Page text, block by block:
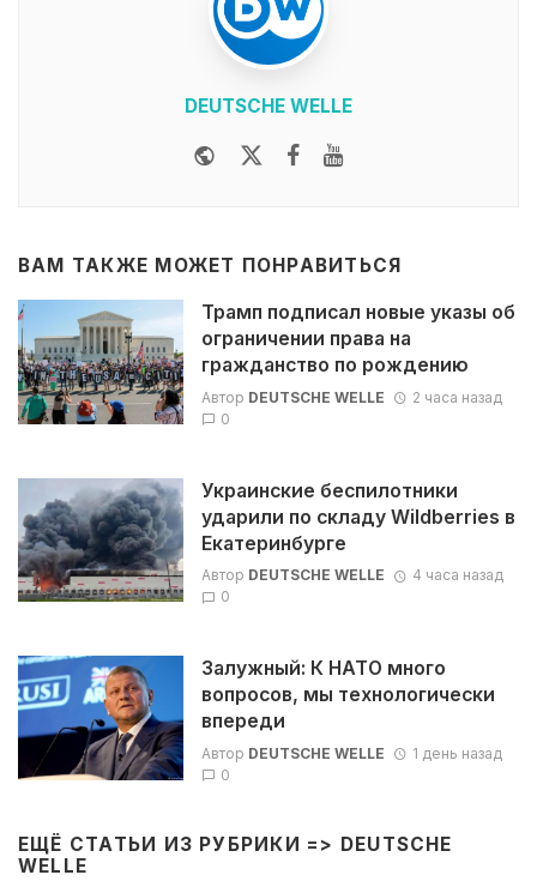
DEUTSCHE WELLE
WebsiteTwitterFacebook
ВАМ ТАКЖЕ МОЖЕТ ПОНРАВИТЬСЯ
Трамп подписал новые указы об
ограничении права на
гражданство по рождению
Автор DEUTSCHE WELLE
2 часа назад
0
Украинские беспилотники
ударили по складу Wildberries в
Екатеринбурге
Автор DEUTSCHE WELLE
4 часа назад
0
Залужный: К НАТО много
вопросов, мы технологически
впереди
Автор DEUTSCHE WELLE
1 день назад
0
ЕЩЁ СТАТЬИ ИЗ РУБРИКИ => DEUTSCHE
WELLE